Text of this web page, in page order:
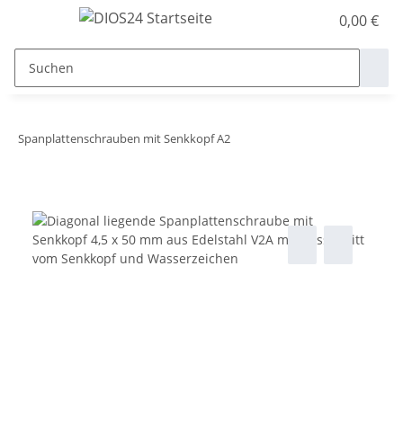
0,00 €
Spanplattenschrauben mit Senkkopf A2